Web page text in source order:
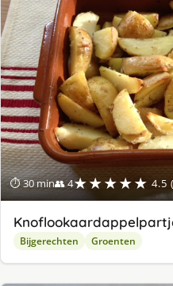
⏱ 30 min👥 4★★★★★ 4.5
Bijgerechten Groenten